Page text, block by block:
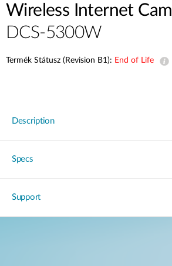
Wireless Internet
DCS-5300W
Termék Státusz (Revision B1): End of Life
Description
Specs
Support